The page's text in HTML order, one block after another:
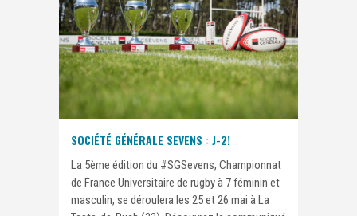
SOCIÉTÉ GÉNÉRALE SEVENS : J-2!
La 5ème édition du #SGSevens, Championnat
de France Universitaire de rugby à 7 féminin et
masculin, se déroulera les 25 et 26 mai à La